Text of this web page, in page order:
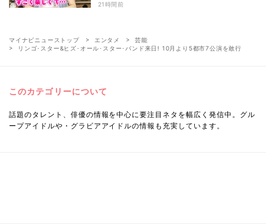
21時間前
マイナビニューストップ エンタメ
芸能
リンゴ･スター&ヒズ･オール･スター･バンド来日! 10月より5都市7公演を敢行
このカテゴリーについて
話題のタレント、俳優の情報を中心に要注目ネタを幅広く発信中。グル
ープアイドルや・グラビアアイドルの情報も充実しています。